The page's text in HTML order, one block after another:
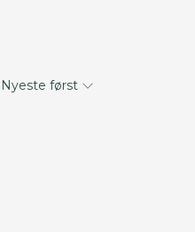
Nyeste først